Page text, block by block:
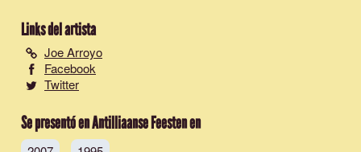
Links del artista
Joe Arroyo
Facebook
Twitter
Se presentó en Antilliaanse Feesten en